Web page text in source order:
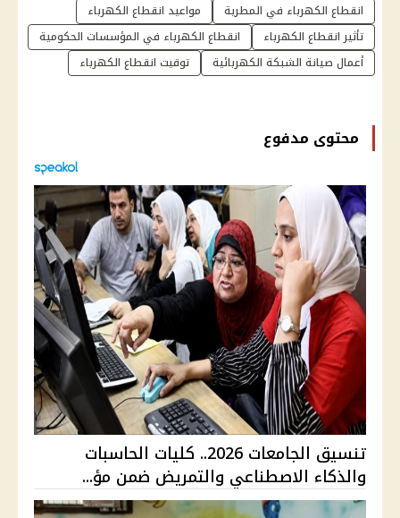
انقطاع الكهرباء في المطرية
مواعيد انقطاع الكهرباء
تأثير انقطاع الكهرباء
انقطاع الكهرباء في المؤسسات الحكومية
أعمال صيانة الشبكة الكهربائية
توقيت انقطاع الكهرباء
محتوى مدفوع
تنسيق الجامعات 2026.. كليات الحاسبات
والذكاء الاصطناعي والتمريض ضمن مؤ...